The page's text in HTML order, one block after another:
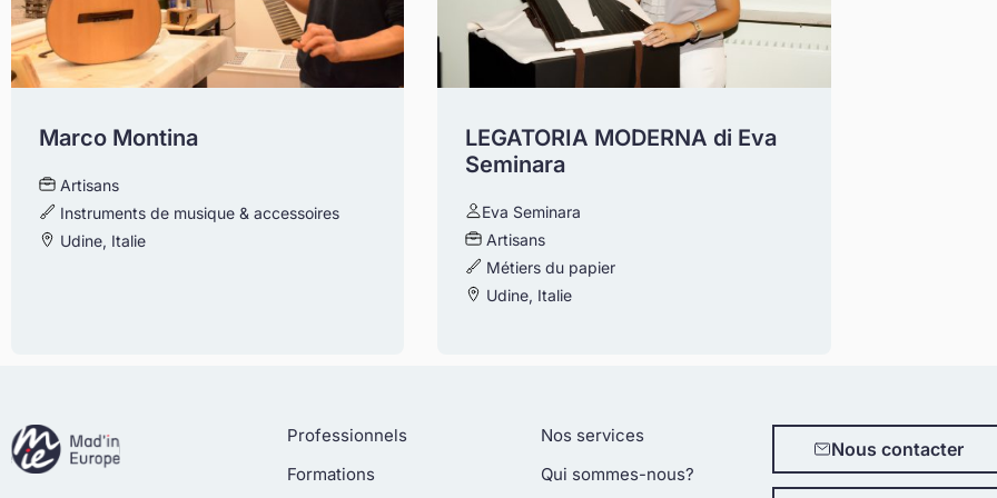
Marco Montina
Artisans
Instruments de musique & accessoires
Udine, Italie
LEGATORIA MODERNA di Eva
Seminara
Eva Seminara
Artisans
Métiers du papier
Udine, Italie
Professionnels
Formations
Nos services
Qui sommes-nous?
Nous contacter